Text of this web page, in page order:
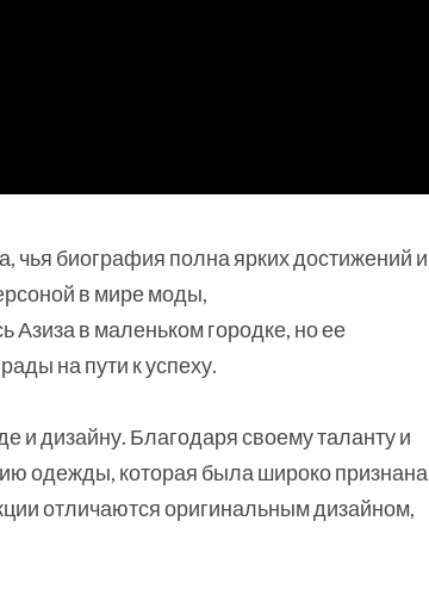
чья биография полна ярких достижений и
в мире моды,
Азиза в маленьком городке, но ее
на пути к успеху.
и дизайну. Благодаря своему таланту и
одежды, которая была широко признана
отличаются оригинальным дизайном,